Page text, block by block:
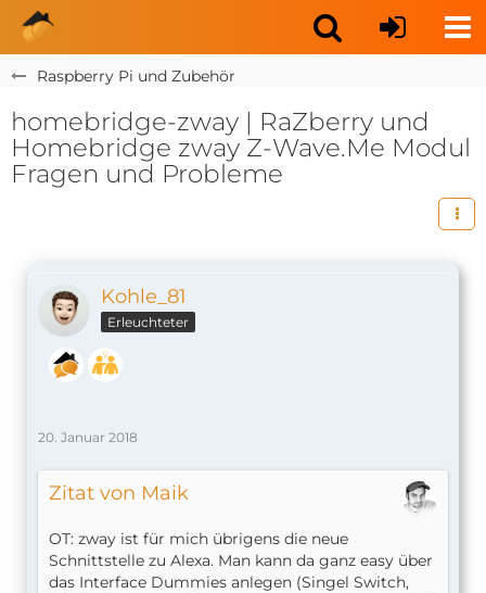
Raspberry Pi und Zubehör
homebridge-zway | RaZberry und
Homebridge zway Z-Wave.Me Modul
Fragen und Probleme
Kohle_81
Erleuchteter
20. Januar 2018
Zitat von Maik
OT: zway ist für mich übrigens die neue
Schnittstelle zu Alexa. Man kann da ganz easy über
das Interface Dummies anlegen (Singel Switch,